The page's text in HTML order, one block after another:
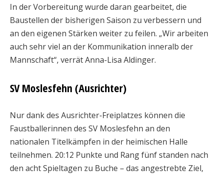
In der Vorbereitung wurde daran gearbeitet, die
Baustellen der bisherigen Saison zu verbessern und
an den eigenen Stärken weiter zu feilen. „Wir arbeiten
auch sehr viel an der Kommunikation inneralb der
Mannschaft“, verrät Anna-Lisa Aldinger.
SV Moslesfehn (Ausrichter)
Nur dank des Ausrichter-Freiplatzes können die
Faustballerinnen des SV Moslesfehn an den
nationalen Titelkämpfen in der heimischen Halle
teilnehmen. 20:12 Punkte und Rang fünf standen nach
den acht Spieltagen zu Buche – das angestrebte Ziel,